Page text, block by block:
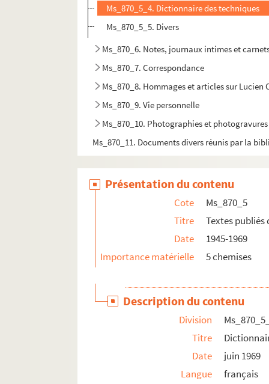
Ms_870_5_4. Dictionnaire des techniques
Ms_870_5_5. Divers
Ms_870_6. Notes, journaux intimes et
Ms_870_7. Correspondance
Ms_870_8. Hommages et articles sur Lucien
Ms_870_9. Vie personnelle
Ms_870_10. Photographies et photogravures
Ms_870_11. Documents divers réunis par la
Présentation du contenu
Cote
Ms_870_5
Titre
Textes publiés
Date
1945-1969
Importance matérielle
5 chemises
Description du contenu
Division
Titre
Date
juin 1969
Langue
français